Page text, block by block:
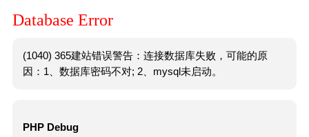
Database Error
(1040) 365建站错误警告：连接数据库失败，可能的原
因：1、数据库密码不对; 2、mysql未启动。
PHP Debug